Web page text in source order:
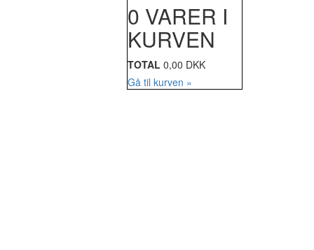
0 VARER I
KURVEN
TOTAL 0,00 DKK
Gå til kurven »